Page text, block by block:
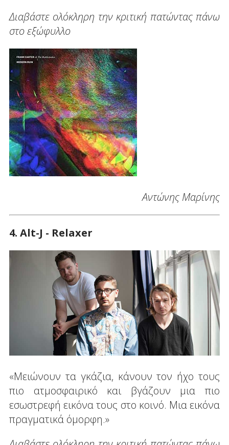
Διαβάστε ολόκληρη την κριτική πατώντας πάνω
στο εξώφυλλο
Αντώνης Μαρίνης
4. Alt-J - Relaxer
«Μειώνουν τα γκάζια, κάνουν τον ήχο τους
πιο ατμοσφαιρικό και βγάζουν μια πιο
εσωστρεφή εικόνα τους στο κοινό. Μια εικόνα
πραγματικά όμορφη.»